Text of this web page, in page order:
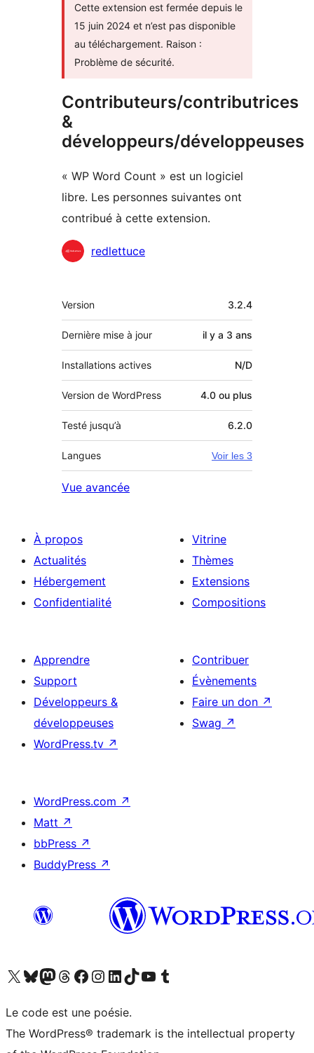
Cette extension est fermée depuis le
15 juin 2024 et n’est pas disponible
au téléchargement. Raison :
Problème de sécurité.
Contributeurs/contributrices
&
développeurs/développeuses
« WP Word Count » est un logiciel
libre. Les personnes suivantes ont
contribué à cette extension.
Contributeurs
redlettuce
Méta
Version 3.2.4
Dernière mise à jour il y a 3 ans
Installations actives N/D
Version de WordPress 4.0 ou plus
Testé jusqu’à 6.2.0
Langues Voir les 3
Vue avancée
À propos
Actualités
Hébergement
Confidentialité
Vitrine
Thèmes
Extensions
Compositions
Apprendre
Support
Développeurs &
développeuses
WordPress.tv ↗
Contribuer
Évènements
Faire un don ↗
Swag ↗
WordPress.com ↗
Matt ↗
bbPress ↗
BuddyPress ↗
Visitez notre compte X (précédemment Twitter)
Visiter notre compte Bluesky
Visiter notre compte Mastodon
Visiter notre compte Threads
Consulter notre compte Facebook
Consulter notre compte Instagram
Consulter notre compte LinkedIn
Visiter notre compte TokTok
Visiter notre chaîne YouTube
Visiter notre compte Tumblr
Le code est une poésie.
The WordPress® trademark is the intellectual property